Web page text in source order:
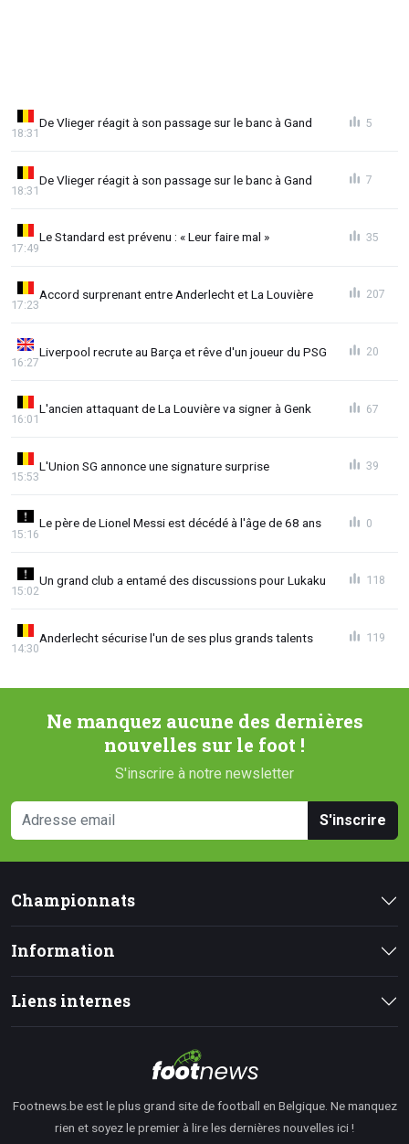
De Vlieger réagit à son passage sur le banc à Gand
18:31
5
De Vlieger réagit à son passage sur le banc à Gand
18:31
7
Le Standard est prévenu : « Leur faire mal »
17:49
35
Accord surprenant entre Anderlecht et La Louvière
17:23
207
Liverpool recrute au Barça et rêve d'un joueur du PSG
16:27
20
L'ancien attaquant de La Louvière va signer à Genk
16:01
67
L'Union SG annonce une signature surprise
15:53
39
Le père de Lionel Messi est décédé à l'âge de 68 ans
15:16
0
Un grand club a entamé des discussions pour Lukaku
15:02
118
Anderlecht sécurise l'un de ses plus grands talents
14:30
119
Ne manquez aucune des dernières
nouvelles sur le foot !
S'inscrire à notre newsletter
S'inscrire
Championnats
Information
Liens internes
Footnews.be est le plus grand site de football en Belgique. Ne manquez
rien et soyez le premier à lire les dernières nouvelles ici !